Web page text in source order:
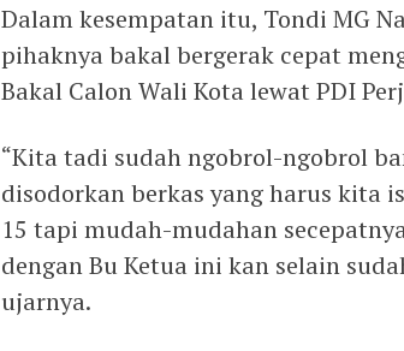
Dalam kesempatan itu, Tondi MG
pihaknya bakal bergerak cepat
Bakal Calon Wali Kota lewat PDI
“Kita tadi sudah ngobrol-ngobrol
disodorkan berkas yang harus kita
15 tapi mudah-mudahan
dengan Bu Ketua ini kan selain
ujarnya.